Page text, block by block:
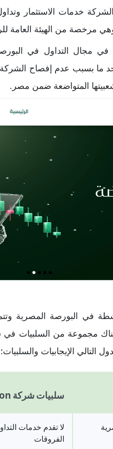
الشركة خدمات الاستثمار
مرخصة من الهيئة العامة
مجال التداول في
ما بسبب عدم إفصاح
المتواضعة ضمن مصر.
في البورصة المصرية
مجموعة من السلبيات في
التالي الإيجابيات والسلبيات:
سلبيات شركة Tycoon
لا تقدم خدمات
الفروقات